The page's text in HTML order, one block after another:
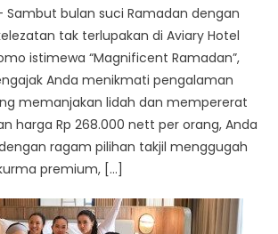
Sambut bulan suci Ramadan dengan
tak terlupakan di Aviary Hotel
istimewa “Magnificent Ramadan”,
Anda menikmati pengalaman
memanjakan lidah dan mempererat
harga Rp 268.000 nett per orang, Anda
ragam pilihan takjil menggugah
premium, […]